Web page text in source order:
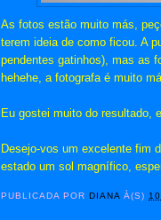
As fotos estão muito más,
terem ideia de como ficou. A
pendentes gatinhos), mas as
hehehe, a fotografa é muito
Eu gostei muito do resultado,
Desejo-vos um excelente fim
estado um sol magnífico,
PUBLICADA POR DIANA À(S)